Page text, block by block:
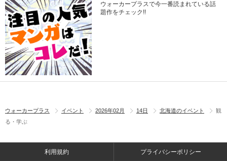
ウォーカープラスで今一番読まれている話
題作をチェック!!
ウォーカープラス イベント 2026年02月 14日 北海道のイベント
観
る・学ぶ
利用規約 プライバシーポリシー